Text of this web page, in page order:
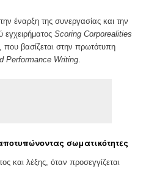
έναρξη της συνεργασίας και την
εγχειρήματοςScoring Corporealities
βασίζεται στην πρωτότυπη
Performance Writing
σωματικότητες
και λέξης, όταν προσεγγίζεται